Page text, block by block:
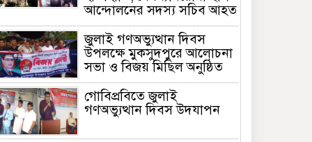
আন্দোলনের সদস্য সচিব আহত
জুলাই গণঅভ্যুত্থান দিবস
উপলক্ষে মুকসুদপুরে আলোচনা
সভা ও বিজয় মিছিল অনুষ্ঠিত
গোবিপ্রবিতে জুলাই
গণঅভ্যুত্থান দিবস উদযাপন